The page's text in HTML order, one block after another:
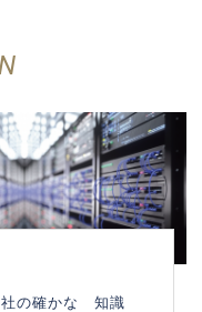
社の確かな 知識